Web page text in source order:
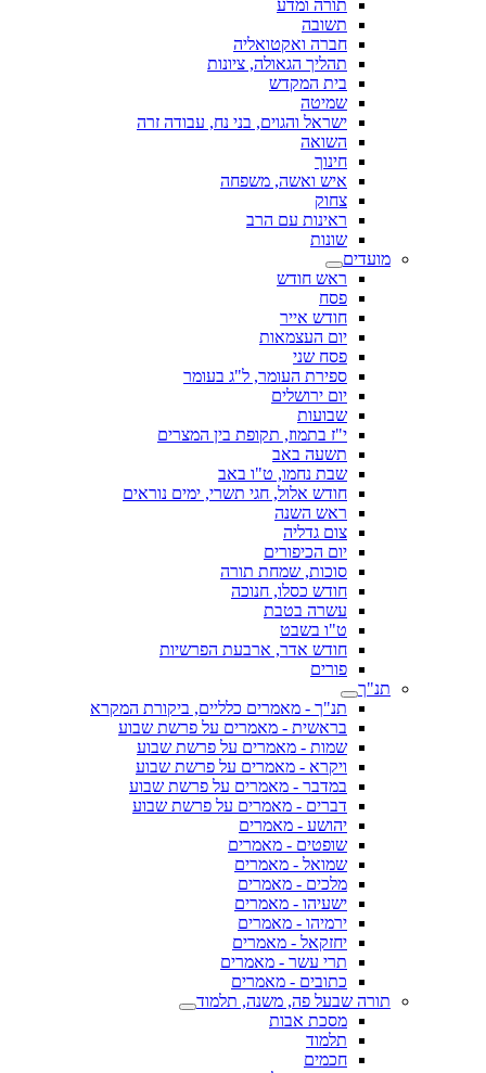
תורה ומדע
תשובה
חברה ואקטואליה
תהליך הגאולה, ציונות
בית המקדש
שמיטה
ישראל והגוים, בני נח, עבודה זרה
השואה
חינוך
איש ואשה, משפחה
צחוק
ראינות עם הרב
שונות
מועדים
ראש חודש
פסח
חודש אייר
יום העצמאות
פסח שני
ספירת העומר, ל"ג בעומר
יום ירושלים
שבועות
י"ז בתמוז, תקופת בין המצרים
תשעה באב
שבת נחמו, ט"ו באב
חודש אלול, חגי תשרי, ימים נוראים
ראש השנה
צום גדליה
יום הכיפורים
סוכות, שמחת תורה
חודש כסלו, חנוכה
עשרה בטבת
ט"ו בשבט
חודש אדר, ארבעת הפרשיות
פורים
תנ"ך
תנ"ך - מאמרים כלליים, ביקורת המקרא
בראשית - מאמרים על פרשת שבוע
שמות - מאמרים על פרשת שבוע
ויקרא - מאמרים על פרשת שבוע
במדבר - מאמרים על פרשת שבוע
דברים - מאמרים על פרשת שבוע
יהושע - מאמרים
שופטים - מאמרים
שמואל - מאמרים
מלכים - מאמרים
ישעיהו - מאמרים
ירמיהו - מאמרים
יחזקאל - מאמרים
תרי עשר - מאמרים
כתובים - מאמרים
תורה שבעל פה, משנה, תלמוד
מסכת אבות
תלמוד
חכמים